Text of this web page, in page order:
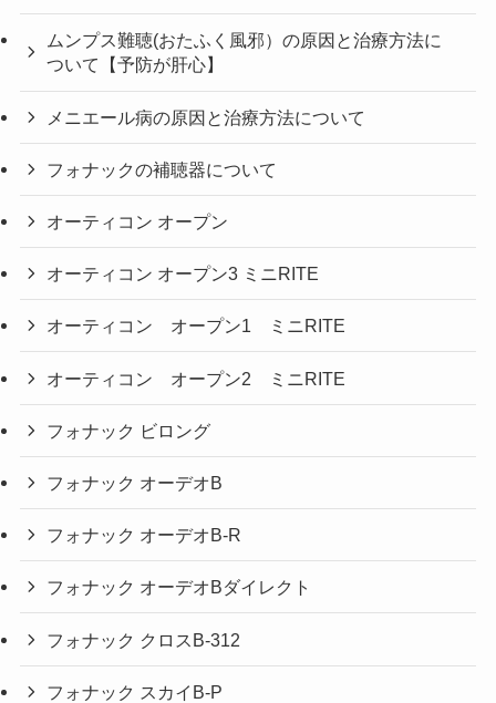
ムンプス難聴(おたふく風邪）の原因と治療方法に
ついて【予防が肝心】
メニエール病の原因と治療方法について
フォナックの補聴器について
オーティコン オープン
オーティコン オープン3 ミニRITE
オーティコン オープン1 ミニRITE
オーティコン オープン2 ミニRITE
フォナック ビロング
フォナック オーデオB
フォナック オーデオB-R
フォナック オーデオBダイレクト
フォナック クロスB-312
フォナック スカイB-P